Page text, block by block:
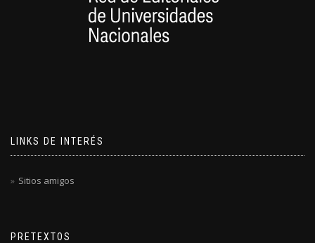
LINKS DE INTERÉS
Sitios amigos
PRETEXTOS